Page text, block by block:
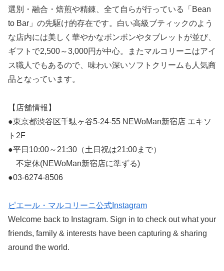
選別・融合・焙煎や精錬、全て自らが行っている「Bean
to Bar」の先駆け的存在です。白い高級ブティックのよう
な店内には美しく華やかなボンボンやタブレットが並び、
ギフトで2,500～3,000円が中心。またマルコリーニはアイ
ス職人でもあるので、味わい深いソフトクリームも人気商
品となっています。
【店舗情報】
●東京都渋谷区千駄ヶ谷5-24-55 NEWoMan新宿店 エキソ
ト2F
●平日10:00～21:30（土日祝は21:00まで）
不定休(NEWoMan新宿店に準ずる)
●03-6274-8506
ピエール・マルコリーニ公式Instagram
Welcome back to Instagram. Sign in to check out what your
friends, family & interests have been capturing & sharing
around the world.